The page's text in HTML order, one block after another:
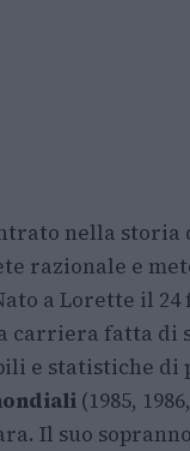
nella storia
razionale e
a Lorette il 24
carriera fatta di
e statistiche di
(1985,
Il suo